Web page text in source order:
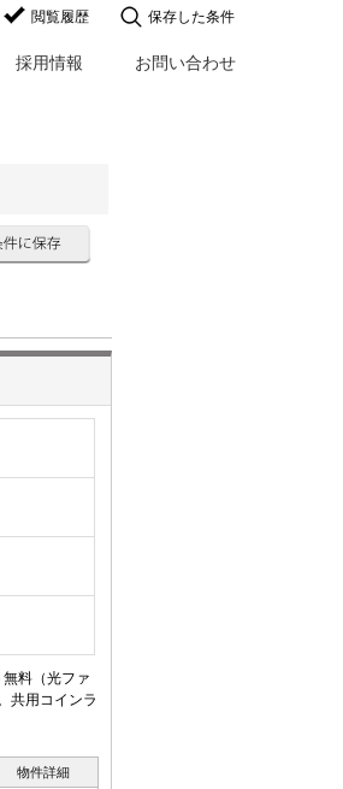
閲覧履歴 保存した条件
採用情報 お問い合わせ
料（光ファ
共用コインラ
物件詳細